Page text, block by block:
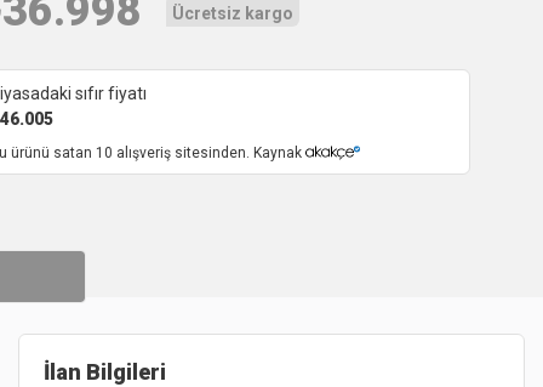
36.998 Ücretsiz kargo
sıfır fiyatı
46.005
ürünü satan 10 alışveriş sitesinden. Kaynak
İlan Bilgileri